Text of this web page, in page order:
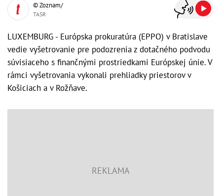
© Zoznam/
TASR
LUXEMBURG - Európska prokuratúra (EPPO) v Bratislave
vedie vyšetrovanie pre podozrenia z dotačného podvodu
súvisiaceho s finančnými prostriedkami Európskej únie. V
rámci vyšetrovania vykonali prehliadky priestorov v
Košiciach a v Rožňave.